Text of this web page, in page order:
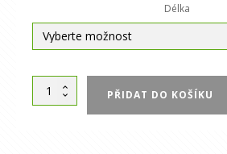
Délka
Prodloužení
vidlic
PŘIDAT DO KOŠÍKU